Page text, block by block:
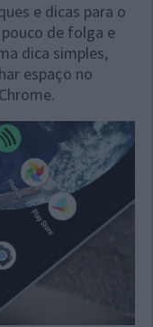
e dicas para o
de folga e
dica simples,
espaço no